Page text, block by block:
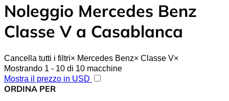
Noleggio Mercedes Benz
Classe V a Casablanca
Cancella tutti i filtri× Mercedes Benz× Classe V×
Mostrando 1 - 10 di 10 macchine
Mostra il prezzo in USD
ORDINA PER